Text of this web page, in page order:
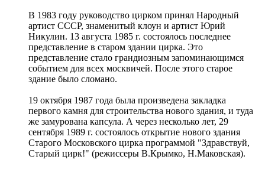
В 1983 году руководство цирком принял Народный
артист СССР, знаменитый клоун и артист Юрий
Никулин. 13 августа 1985 г. состоялось последнее
представление в старом здании цирка. Это
представление стало грандиозным запоминающимся
событием для всех москвичей. После этого старое
здание было сломано.
19 октября 1987 года была произведена закладка
первого камня для строительства нового здания, и туда
же замурована капсула. А через несколько лет, 29
сентября 1989 г. состоялось открытие нового здания
Старого Московского цирка программой "Здравствуй,
Старый цирк!" (режиссеры В.Крымко, Н.Маковская).